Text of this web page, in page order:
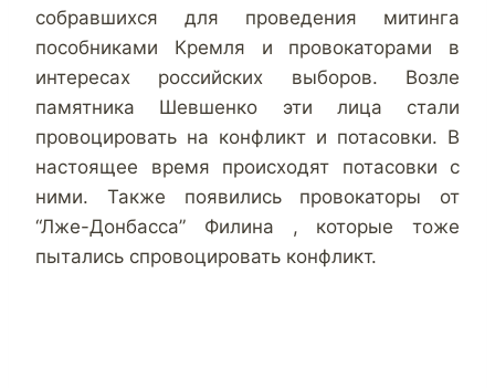
собравшихся для проведения митинга
пособниками Кремля и провокаторами в
интересах российских выборов. Возле
памятника Шевшенко эти лица стали
провоцировать на конфликт и потасовки. В
настоящее время происходят потасовки с
ними. Также появились провокаторы от
“Лже-Донбасса” Филина , которые тоже
пытались спровоцировать конфликт.